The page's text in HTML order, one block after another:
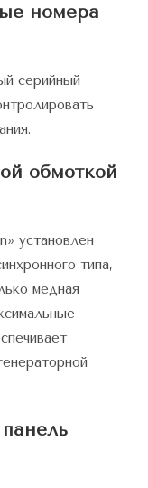
номера
серийный
обмоткой
установлен
типа,
медная